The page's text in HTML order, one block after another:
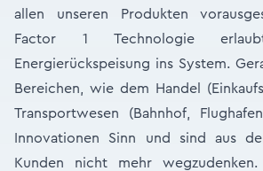
allen unseren Produkten
Factor 1 Technologie
Energierückspeisung ins System.
Bereichen, wie dem Handel
Transportwesen (Bahnhof,
Innovationen Sinn und sind aus
Kunden nicht mehr